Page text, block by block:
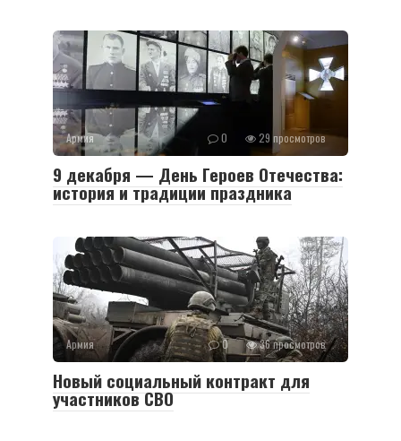
Армия 0 29 просмотров
9 декабря — День Героев Отечества:
история и традиции праздника
Армия 0 36 просмотров
Новый социальный контракт для
участников СВО